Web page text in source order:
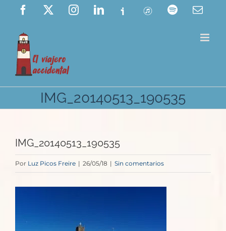
Saltar
contenido
Facebook InstagramLinkedIn
Ivoox ITunes Spotify
IMG_20140513_190535
IMG_20140513_190535
Por Luz Picos Freire | 26/05/18 | Sin comentarios